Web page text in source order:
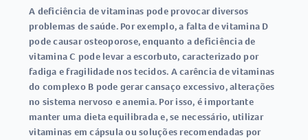
A deficiência de vitaminas pode provocar diversos
problemas de saúde. Por exemplo, a falta de vitamina D
pode causar osteoporose, enquanto a deficiência de
vitamina C pode levar a escorbuto, caracterizado por
fadiga e fragilidade nos tecidos. A carência de vitaminas
do complexo B pode gerar cansaço excessivo, alterações
no sistema nervoso e anemia. Por isso, é importante
manter uma dieta equilibrada e, se necessário, utilizar
vitaminas em cápsulaou soluções recomendadas por